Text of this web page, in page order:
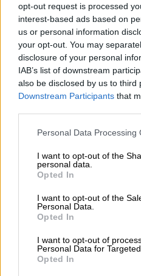
opt-out request is processed
interest-based ads based on
us or personal information
your opt-out. You may
disclosure of your personal
IAB’s list of downstream
also be disclosed by us to third
Downstream Participants that
Personal Data Processing
I want to opt-out of the
personal data.
Opted In
I want to opt-out of the
Personal Data.
Opted In
I want to opt-out of
Personal Data for
Opted In
OPINIONES
¿La
consciente del
guerra mundial?
Crisis
Suelta y confía
María Comesaña
Votantes y
El Conflicto de Oriente Medio: